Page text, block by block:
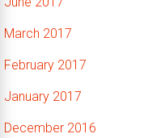
March 2017
February 2017
January 2017
December 2016